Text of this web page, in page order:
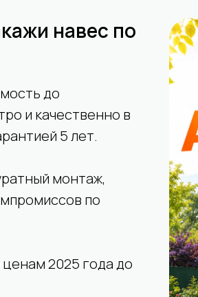
навес по
до
и качественно в
5 лет.
монтаж,
по
2025 года до